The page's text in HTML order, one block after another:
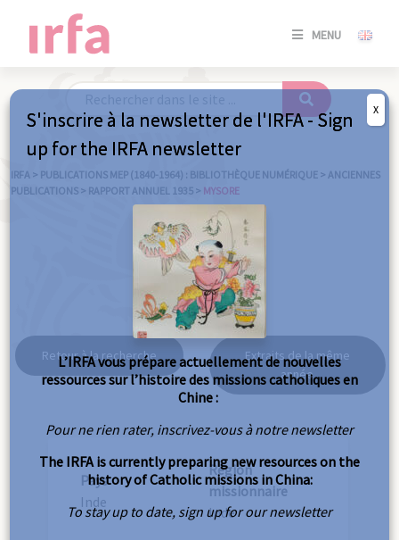
MENU
SE
/
IRFA > PUBLICATIONS MEP (1840-1964) : BIBLIOTHÈQUE NUMÉRIQUE > ANCIENNES
PUBLICATIONS > RAPPORT ANNUEL 1935 > MYSORE
Mysore
Retour à la recherche
Extraits de la même
année
Pays
Inde
Région
missionnaire
Inde
S'inscrire à la newsletter de l'IRFA - Sign
up for the IRFA newsletter
L’IRFA vous prépare actuellement de nouvelles
ressources sur l’histoire des missions catholiques en
Chine :
Pour ne rien rater, inscrivez-vous à notre newsletter
The IRFA is currently preparing new resources on the
history of Catholic missions in China:
To stay up to date, sign up for our newsletter
X